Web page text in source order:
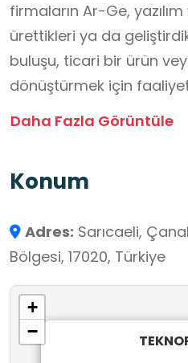
firmaların Ar-Ge,
ürettikleri ya da
buluşu, ticari bir ürün
dönüştürmek için
yapılardır. Tesis
Daha Fazla Görüntüle
Konum
Adres: Sarıcaeli,
Bölgesi, 17020, Türkiye
+
−